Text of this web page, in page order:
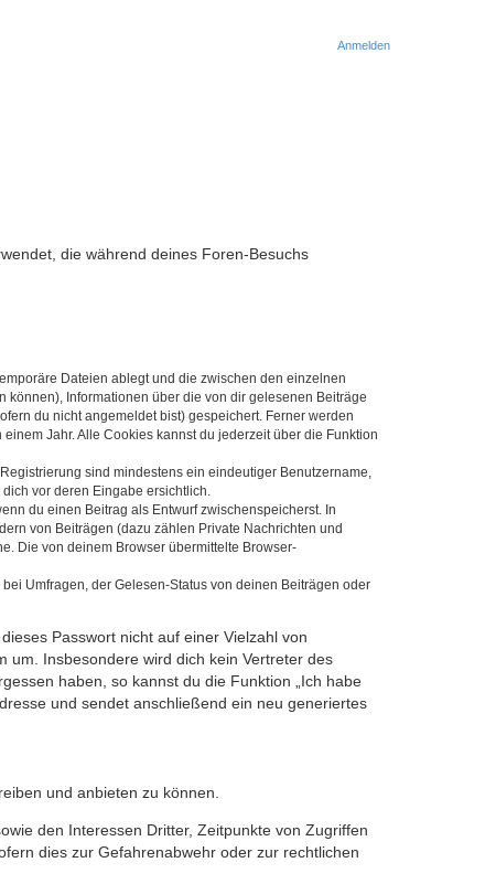
Anmelden
die während deines Foren-Besuchs
Dateien ablegt und die zwischen den einzelnen
Informationen über die von dir gelesenen Beiträge
du nicht angemeldet bist) gespeichert. Ferner werden
Jahr. Alle Cookies kannst du jederzeit über die Funktion
sind mindestens ein eindeutiger Benutzername,
vor deren Eingabe ersichtlich.
du einen Beitrag als Entwurf zwischenspeicherst. In
von Beiträgen (dazu zählen Private Nachrichten und
Die von deinem Browser übermittelte Browser-
Umfragen, der Gelesen-Status von deinen Beiträgen oder
Passwort nicht auf einer Vielzahl von
um. Insbesondere wird dich kein Vertreter des
haben, so kannst du die Funktion „Ich habe
und sendet anschließend ein neu generiertes
und anbieten zu können.
den Interessen Dritter, Zeitpunkte von Zugriffen
dies zur Gefahrenabwehr oder zur rechtlichen